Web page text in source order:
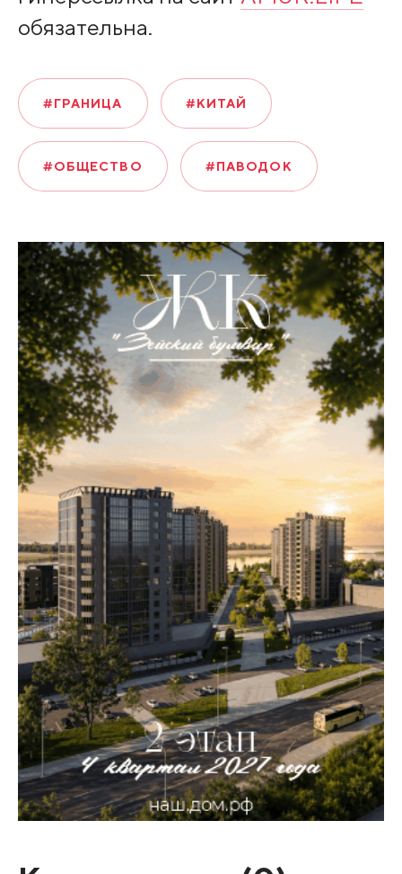
обязательна.
#ГРАНИЦА #КИТАЙ
#ОБЩЕСТВО #ПАВОДОК